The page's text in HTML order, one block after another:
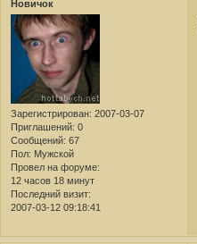
Новичок
Зарегистрирован: 2007-03-07
Приглашений: 0
Сообщений: 67
Пол: Мужской
Провел на форуме:
12 часов 18 минут
Последний визит:
2007-03-12 09:18:41